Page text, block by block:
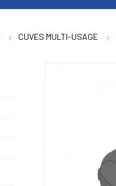
CUVES MULTI-USAGE